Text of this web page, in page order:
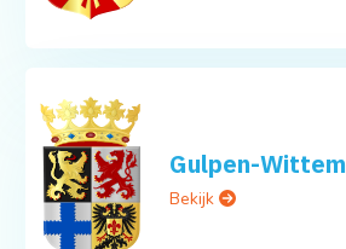
Gulpen-Wittem
Bekijk